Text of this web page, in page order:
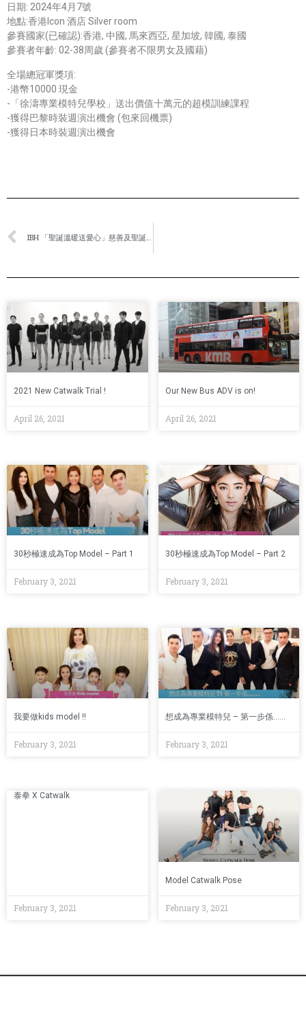
日期: 2024年4月7號
地點:香港Icon 酒店 Silver room
參賽國家(已確認):香港, 中國, 馬來西亞, 星加坡, 韓國, 泰國
參賽者年齡: 02-38周歲 (參賽者不限男女及國藉)
全場總冠軍獎項:
-港幣10000 現金
-「徐濤專業模特兒學校」送出價值十萬元的超模訓練課程
-獲得巴黎時裝週演出機會 (包來回機票)
-獲得日本時裝週演出機會
IBH 「聖誕溫暖送愛心」慈善及聖誕晚會
2021 New Catwalk Trial !
April 26, 2021
Our New Bus ADV is on!
April 26, 2021
30秒極速成為Top Model – Part 1
February 3, 2021
30秒極速成為Top Model – Part 2
February 3, 2021
我要做kids model !!
February 3, 2021
想成為專業模特兒 – 第一步係……
February 3, 2021
泰拳 X Catwalk
February 3, 2021
Model Catwalk Pose
February 3, 2021